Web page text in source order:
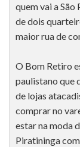
quem vai a São
de dois
maior rua de
O Bom Retiro
paulistano que
de lojas
comprar no
estar na moda
Piratininga